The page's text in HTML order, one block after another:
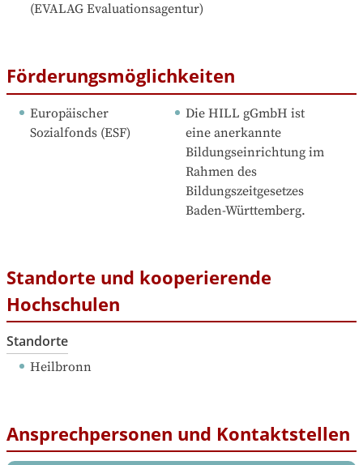
(EVALAG Evaluationsagentur)
Förderungsmöglichkeiten
Europäischer
Sozialfonds (ESF)
Die HILL gGmbH ist
eine anerkannte
Bildungseinrichtung im
Rahmen des
Bildungszeitgesetzes
Baden-Württemberg.
Standorte und kooperierende
Hochschulen
Standorte
Heilbronn
Ansprechpersonen und Kontaktstellen